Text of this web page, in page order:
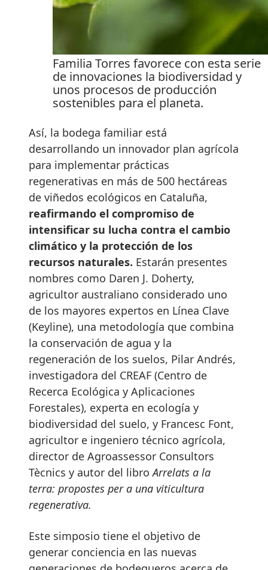
Familia Torres favorece con esta serie
de innovaciones la biodiversidad y
unos procesos de producción
sostenibles para el planeta.
Así, la bodega familiar está
desarrollando un innovador plan agrícola
para implementar prácticas
regenerativas en más de 500 hectáreas
de viñedos ecológicos en Cataluña,
reafirmando el compromiso de
intensificar su lucha contra el cambio
climático y la protección de los
recursos naturales. Estarán presentes
nombres como Daren J. Doherty,
agricultor australiano considerado uno
de los mayores expertos en Línea Clave
(Keyline), una metodología que combina
la conservación de agua y la
regeneración de los suelos, Pilar Andrés,
investigadora del CREAF (Centro de
Recerca Ecológica y Aplicaciones
Forestales), experta en ecología y
biodiversidad del suelo, y Francesc Font,
agricultor e ingeniero técnico agrícola,
director de Agroassessor Consultors
Tècnics y autor del libroArrelats a la
terra: propostes per a una viticultura
regenerativa.
Este simposio tiene el objetivo de
generar conciencia en las nuevas